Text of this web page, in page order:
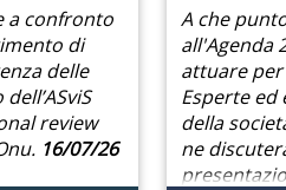
a confronto
di
delle
review
16/07/26
A che
all'Agenda
attuare per
Esperte
della
ne